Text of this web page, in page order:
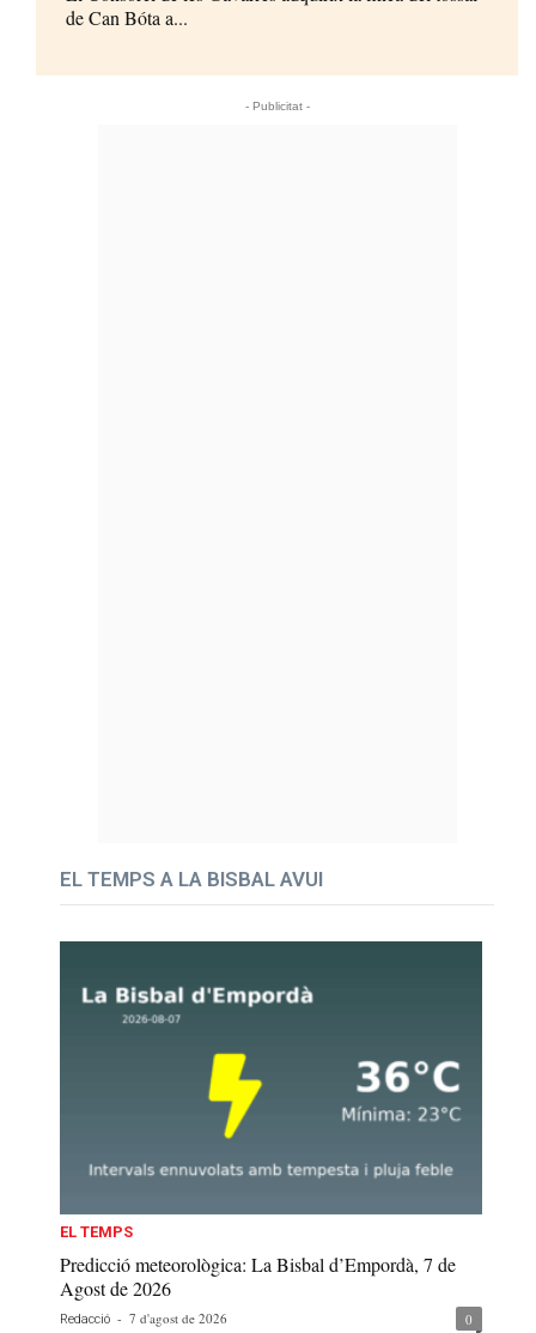
de Can Bóta a...
- Publicitat -
EL TEMPS A LA BISBAL AVUI
EL TEMPS
Predicció meteorològica: La Bisbal d’Empordà, 7 de
Agost de 2026
Redacció - 7 d'agost de 2026 0